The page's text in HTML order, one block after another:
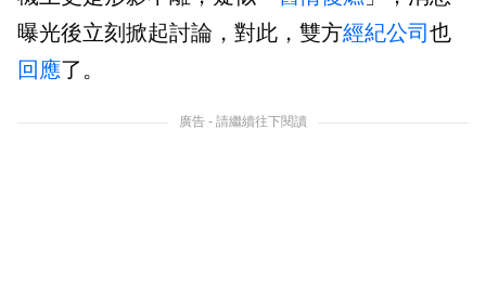
曝光後立刻掀起討論，對此，雙方經紀公司 也
回應了。
廣告 - 請繼續往下閱讀